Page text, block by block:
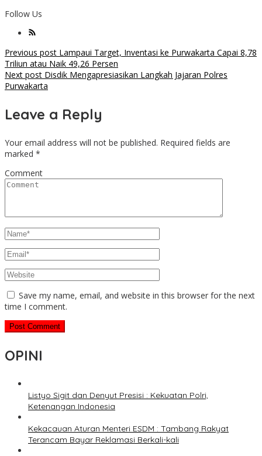
Follow Us
Post
navigation
Previous post Lampaui Target, Inventasi ke Purwakarta Capai 8,78
Triliun atau Naik 49,26 Persen
Next post Disdik Mengapresiasikan Langkah Jajaran Polres
Purwakarta
Leave a Reply
Your email address will not be published. Required fields are
marked *
Comment
Save my name, email, and website in this browser for the next
time I comment.
OPINI
Listyo Sigit dan Denyut Presisi : Kekuatan Polri,
Ketenangan Indonesia
Kekacauan Aturan Menteri ESDM : Tambang Rakyat
Terancam Bayar Reklamasi Berkali-kali